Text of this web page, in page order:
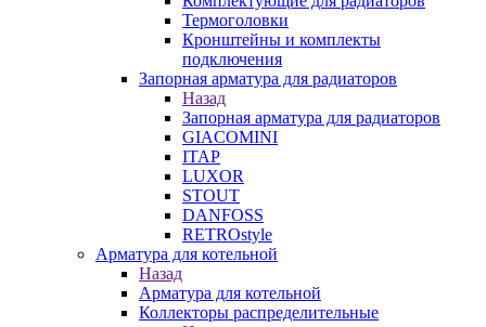
Термоголовки
Кронштейны и комплекты
подключения
Запорная арматура для радиаторов
Назад
Запорная арматура для радиаторов
GIACOMINI
ITAP
LUXOR
STOUT
DANFOSS
RETROstyle
Арматура для котельной
Назад
Арматура для котельной
Коллекторы распределительные